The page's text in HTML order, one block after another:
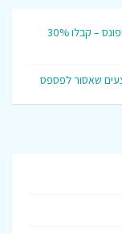
קוד קופון חדש לTemu בלעדי לאיי קופונס – קבלו 30%
שאסור לפספס